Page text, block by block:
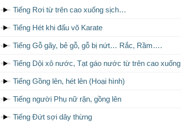
Tiếng Rơi từ trên cao xuống sịch…
Tiếng Hét khi đấu võ Karate
Tiếng Gỗ gãy, bẻ gỗ, gỗ bị nứt… Rắc, Rầm….
Tiếng Dội xô nước, Tạt gáo nước từ trên cao xuống
Tiếng Gồng lên, hét lên (Hoại hình)
Tiếng người Phụ nữ rặn, gồng lên
Tiếng Đứt sợi dây thừng